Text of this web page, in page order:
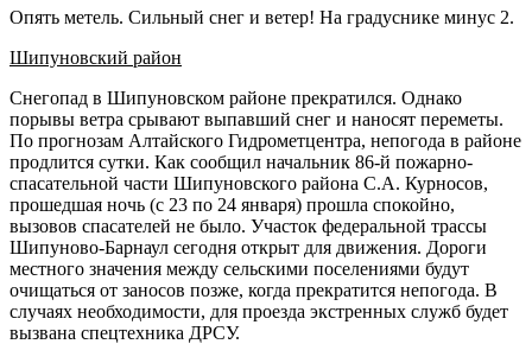
Опять метель. Сильный снег и ветер! На градуснике минус 2.
Шипуновский район
Снегопад в Шипуновском районе прекратился. Однако
порывы ветра срывают выпавший снег и наносят переметы.
По прогнозам Алтайского Гидрометцентра, непогода в районе
продлится сутки. Как сообщил начальник 86-й пожарно-
спасательной части Шипуновского района С.А. Курносов,
прошедшая ночь (с 23 по 24 января) прошла спокойно,
вызовов спасателей не было. Участок федеральной трассы
Шипуново-Барнаул сегодня открыт для движения. Дороги
местного значения между сельскими поселениями будут
очищаться от заносов позже, когда прекратится непогода. В
случаях необходимости, для проезда экстренных служб будет
вызвана спецтехника ДРСУ.